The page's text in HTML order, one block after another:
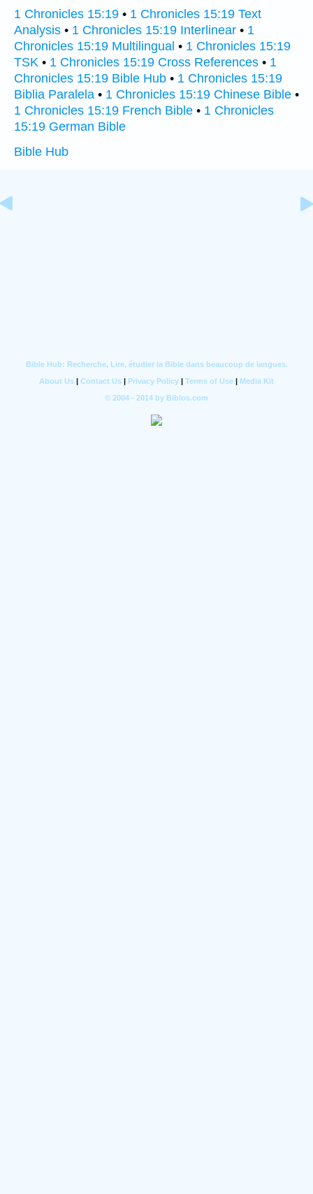
1 Chronicles 15:19 • 1 Chronicles 15:19 Text
Analysis • 1 Chronicles 15:19 Interlinear • 1
Chronicles 15:19 Multilingual • 1 Chronicles 15:19
TSK • 1 Chronicles 15:19 Cross References • 1
Chronicles 15:19 Bible Hub • 1 Chronicles 15:19
Biblia Paralela • 1 Chronicles 15:19 Chinese Bible •
1 Chronicles 15:19 French Bible • 1 Chronicles
15:19 German Bible
Bible Hub